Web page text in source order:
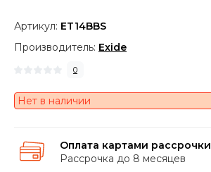
Артикул: ET14BBS
Производитель: Exide
0
Нет в наличии
Оплата картами рассрочки
Рассрочка до 8 месяцев